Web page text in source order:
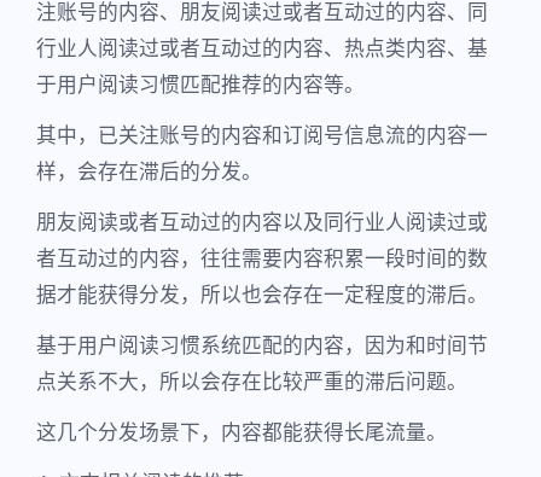
注账号的内容、朋友阅读过或者互动过的内容、同
行业人阅读过或者互动过的内容、热点类内容、基
于用户阅读习惯匹配推荐的内容等。
其中，已关注账号的内容和订阅号信息流的内容一
样，会存在滞后的分发。
朋友阅读或者互动过的内容以及同行业人阅读过或
者互动过的内容，往往需要内容积累一段时间的数
据才能获得分发，所以也会存在一定程度的滞后。
基于用户阅读习惯系统匹配的内容，因为和时间节
点关系不大，所以会存在比较严重的滞后问题。
这几个分发场景下，内容都能获得长尾流量。